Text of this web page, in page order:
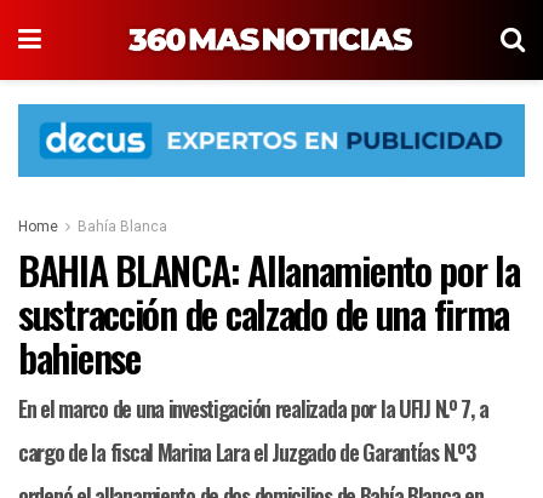
Home Bahía Blanca
BAHIA BLANCA: Allanamiento por la
sustracción de calzado de una firma
bahiense
En el marco de una investigación realizada por la UFIJ N.º 7, a
cargo de la fiscal Marina Lara el Juzgado de Garantías N.º3